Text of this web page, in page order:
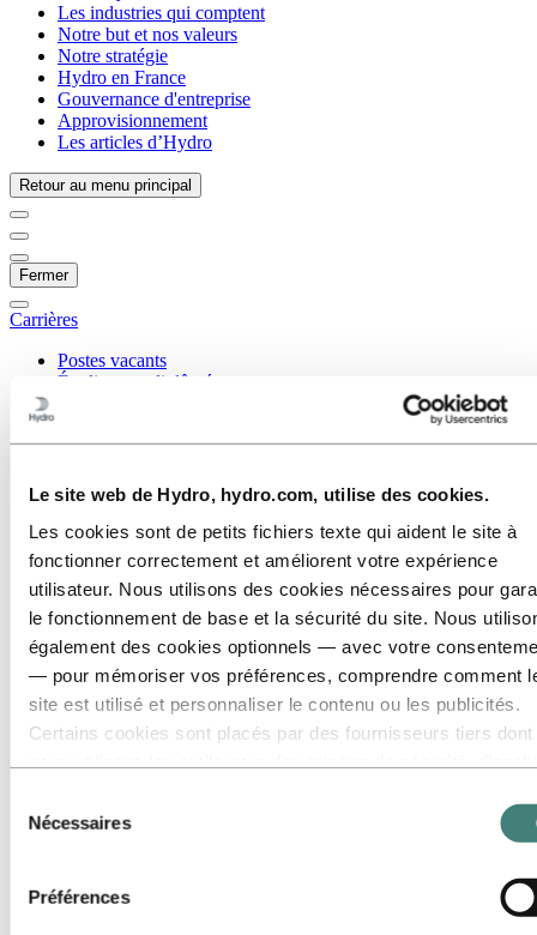
Le site web de Hydro, hydro.com, utilise des cookies.
Les cookies sont de petits fichiers texte qui aident le site à
fonctionner correctement et améliorent votre expérience
utilisateur. Nous utilisons des cookies nécessaires pour
le fonctionnement de base et la sécurité du site. Nous
également des cookies optionnels — avec votre
— pour mémoriser vos préférences, comprendre comment
site est utilisé et personnaliser le contenu ou les publicités.
Certains cookies sont placés par des fournisseurs tiers dont
collectées lors de votre utilisation de notre site avec d’autres
données que vous leur avez fournies ou qu’ils ont collectées
comme responsable d’un cookie tiers est le Responsable du
Nécessaires
Préférences
Les industries qui comptent
Notre but et nos valeurs
Notre stratégie
Hydro en France
Gouvernance d'entreprise
Approvisionnement
Les articles d’Hydro
Retour au menu principal
Fermer
Carrières
Postes vacants
Étudiants et diplômés
Amélioration continue
Communication
Durabilité
Finance et comptabilité
Gestion de la chaîne d'approvisionnement
Gestion de projet
Informatique
Ingénierie
Le service client et marketing
Légal
Maintenance
Production
Recherche et développement
Ressources humaines
Rencontrez nos gens